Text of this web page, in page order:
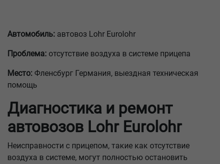
Автомобиль: автовоз Lohr Eurolohr
Проблема: отсутствие воздуха в системе прицепа
Место: Фленсбург Германия, выездная техническая
помощь
Диагностика и ремонт
автовозов Lohr Eurolohr
Неисправности с прицепом, такие как отсутствие
воздуха в системе, могут полностью остановить